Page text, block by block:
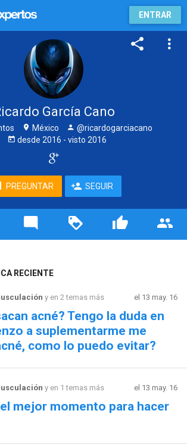
ENTRAR
García Cano
México
@ricardogarciacano
desde 2016 - visto 2016
PREGUNTAR SEGUIR
RECIENTE
y en 2 temas más el 13 may. 16
acné? Tengo la duda en
a suplementarme me
como lo puedo evitar?
y en 1 temas más el 13 may. 16
mejor momento para hacer